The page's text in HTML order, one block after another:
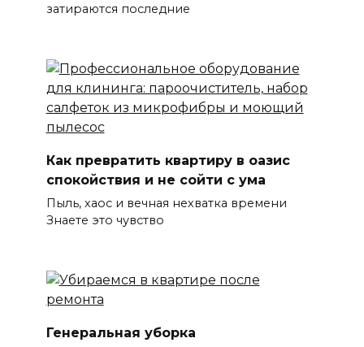
затираются последние
Как превратить квартиру в оазис
спокойствия и не сойти с ума
Пыль, хаос и вечная нехватка времени
Знаете это чувство
Генеральная уборка